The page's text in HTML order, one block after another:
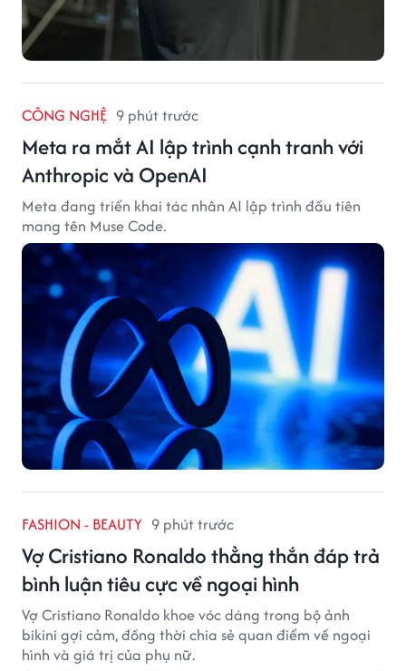
CÔNG NGHỆ 9 phút trước
Meta ra mắt AI lập trình cạnh tranh với
Anthropic và OpenAI
Meta đang triển khai tác nhân AI lập trình đầu tiên
mang tên Muse Code.
FASHION - BEAUTY 9 phút trước
Vợ Cristiano Ronaldo thẳng thắn đáp trả
bình luận tiêu cực về ngoại hình
Vợ Cristiano Ronaldo khoe vóc dáng trong bộ ảnh
bikini gợi cảm, đồng thời chia sẻ quan điểm về ngoại
hình và giá trị của phụ nữ.